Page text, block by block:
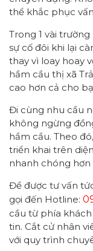
thể khắc phục
Trong 1 vài
sự cố đôi khi lại
thay vì loay hoay
hầm cầu thị xã
cao hơn cả cho
Đi cùng nhu cầu
không ngừng
hầm cầu. Theo
triển khai trên
nhanh chóng hơn
Để được tư vấn
gọi đến Hotline:
cầu từ phía
tin. Cắt cử nhân
với quy trình